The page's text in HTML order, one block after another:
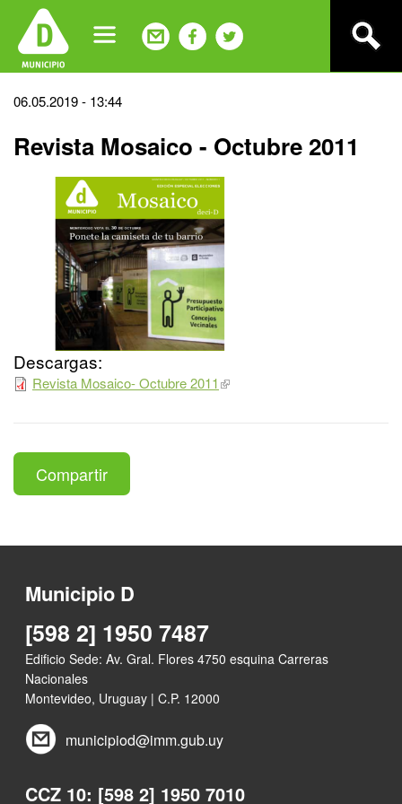
navigation
Back
top
06.05.2019 - 13:44
Revista Mosaico - Octubre 2011
Descargas:
Revista Mosaico- Octubre 2011
Compartir
Municipio D
[598 2] 1950 7487
Edificio Sede: Av. Gral. Flores 4750 esquina Carreras
Nacionales
Montevideo, Uruguay | C.P. 12000
municipiod@imm.gub.uy
CCZ 10: [598 2] 1950 7010